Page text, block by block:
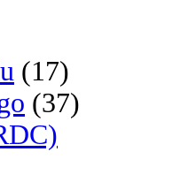
(17)
(37)